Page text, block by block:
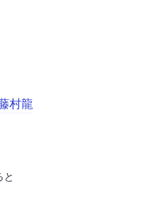
村龍